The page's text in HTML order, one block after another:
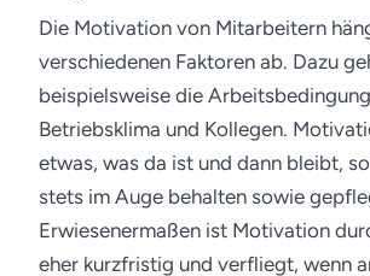
Die Motivation von Mitarbeitern
verschiedenen Faktoren ab. Dazu
beispielsweise die
Betriebsklima und Kollegen.
etwas, was da ist und dann bleibt,
stets im Auge behalten sowie
Erwiesenermaßen ist Motivation
eher kurzfristig und verfliegt, wenn